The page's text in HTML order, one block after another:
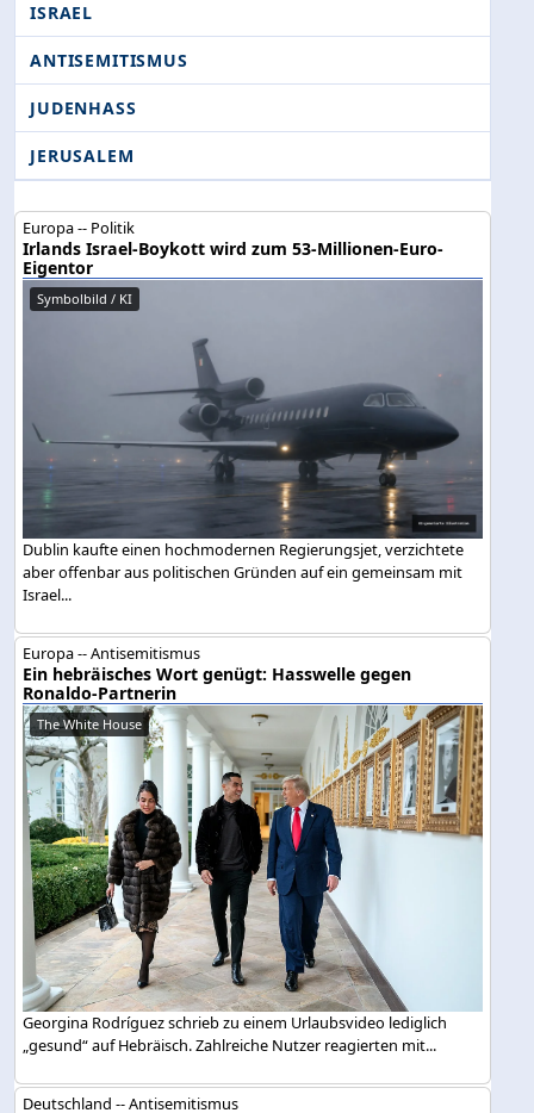
ISRAEL
ANTISEMITISMUS
JUDENHASS
JERUSALEM
Europa -- Politik
Irlands Israel-Boykott wird zum 53-Millionen-Euro-
Eigentor
Symbolbild / KI
Dublin kaufte einen hochmodernen Regierungsjet, verzichtete
aber offenbar aus politischen Gründen auf ein gemeinsam mit
Israel...
Europa -- Antisemitismus
Ein hebräisches Wort genügt: Hasswelle gegen
Ronaldo-Partnerin
The White House
Georgina Rodríguez schrieb zu einem Urlaubsvideo lediglich
„gesund“ auf Hebräisch. Zahlreiche Nutzer reagierten mit...
Deutschland -- Antisemitismus